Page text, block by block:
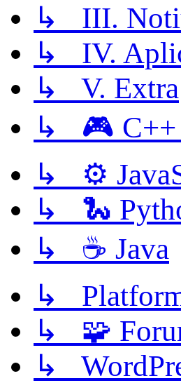
↳ III.
↳ IV.
↳ V. Extra
↳ 🎮 C++
↳ ⚙️
↳ 🐍
↳ ☕ Java
↳
↳ 🧩
↳